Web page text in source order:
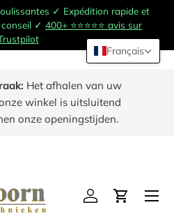
✓ Expédition rapide et
✓ 400+ ⭐️⭐️⭐️⭐️⭐️ avis sur
Het afhalen van uw
winkel is uitsluitend
onze openingstijden.
Se connecter
Panier
Menu
Français